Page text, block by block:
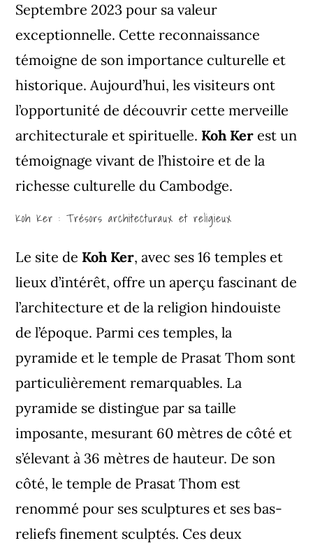
Septembre 2023 pour sa valeur
exceptionnelle. Cette reconnaissance
témoigne de son importance culturelle et
historique. Aujourd’hui, les visiteurs ont
l’opportunité de découvrir cette merveille
architecturale et spirituelle. Koh Ker est un
témoignage vivant de l’histoire et de la
richesse culturelle du Cambodge.
Koh Ker : Trésors architecturaux et religieux
Le site de Koh Ker, avec ses 16 temples et
lieux d’intérêt, offre un aperçu fascinant de
l’architecture et de la religion hindouiste
de l’époque. Parmi ces temples, la
pyramide et le temple de Prasat Thom sont
particulièrement remarquables. La
pyramide se distingue par sa taille
imposante, mesurant 60 mètres de côté et
s’élevant à 36 mètres de hauteur. De son
côté, le temple de Prasat Thom est
renommé pour ses sculptures et ses bas-
reliefs finement sculptés. Ces deux